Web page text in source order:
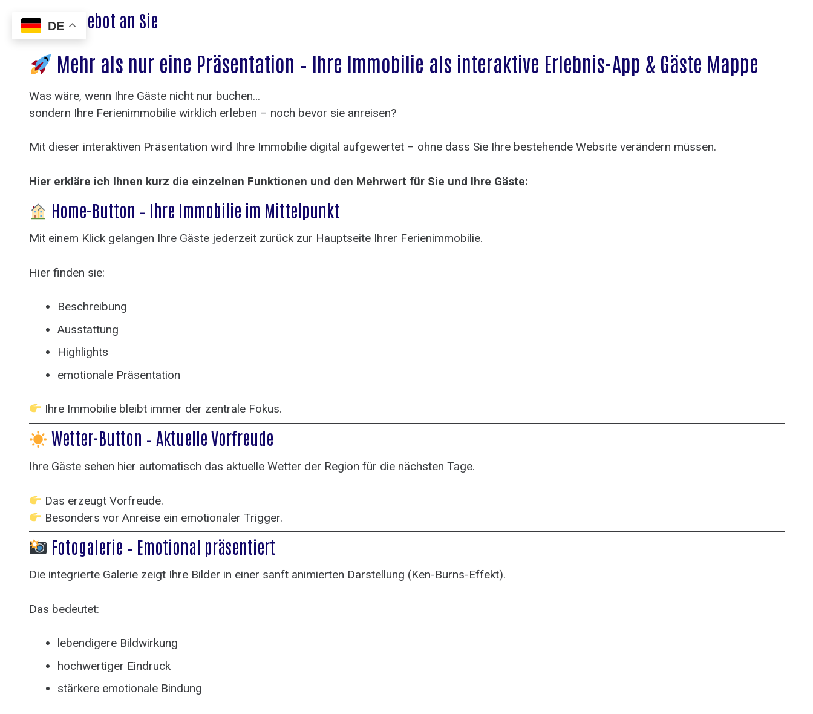
Mein Angebot an Sie
Mehr als nur eine Präsentation – Ihre Immobilie als interaktive Erlebnis-App & Gäste Mappe
Was wäre, wenn Ihre Gäste nicht nur buchen…
sondern Ihre Ferienimmobilie wirklich erleben – noch bevor sie anreisen?
Mit dieser interaktiven Präsentation wird Ihre Immobilie digital aufgewertet – ohne dass Sie Ihre bestehende Website verändern müssen.
Hier erkläre ich Ihnen kurz die einzelnen Funktionen und den Mehrwert für Sie und Ihre Gäste:
Home-Button – Ihre Immobilie im Mittelpunkt
Mit einem Klick gelangen Ihre Gäste jederzeit zurück zur Hauptseite Ihrer Ferienimmobilie.
Hier finden sie:
Beschreibung
Ausstattung
Highlights
emotionale Präsentation
Ihre Immobilie bleibt immer der zentrale Fokus.
Wetter-Button – Aktuelle Vorfreude
Ihre Gäste sehen hier automatisch das aktuelle Wetter der Region für die nächsten Tage.
Das erzeugt Vorfreude.
Besonders vor Anreise ein emotionaler Trigger.
Fotogalerie – Emotional präsentiert
Die integrierte Galerie zeigt Ihre Bilder in einer sanft animierten Darstellung (Ken-Burns-Effekt).
Das bedeutet:
lebendigere Bildwirkung
hochwertiger Eindruck
stärkere emotionale Bindung
DE